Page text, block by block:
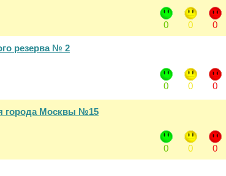
0
0 0
резерва № 2
0
0 0
города Москвы №15
0
0 0